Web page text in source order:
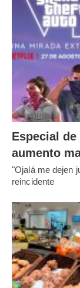
Especial
aumento
"Ojalá me dejen
reincidente